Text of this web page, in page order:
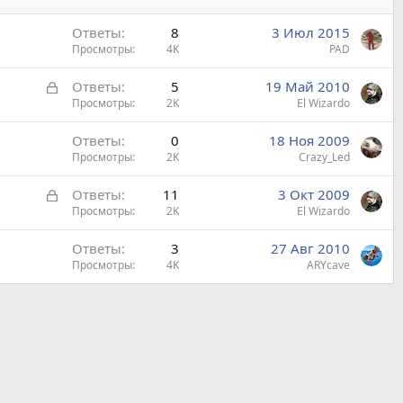
Ответы 8
Просмотры 4K
3 Июл 2015
PAD
З
к
т
а
Ответы 5
Просмотры 2K
19 Май 2010
El Wizardo
Ответы 0
Просмотры 2K
18 Ноя 2009
Crazy_Led
З
к
т
Ответы 11
Просмотры 2K
3 Окт 2009
El Wizardo
Ответы 3
Просмотры 4K
27 Авг 2010
ARYсave